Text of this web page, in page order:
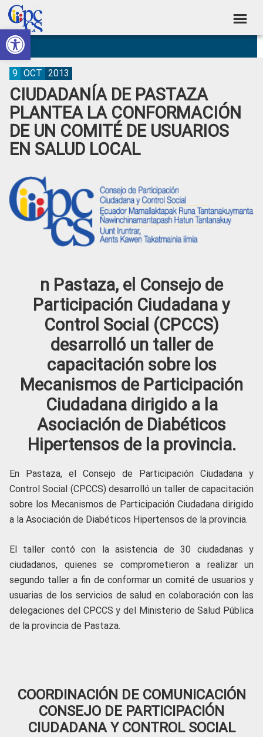
Abrir barra de herramientas
Skip
to
primary
navigation
Skip
to
main
content
Skip
to
primary
sidebar
Skip
to
footer
Consejo
de
Participación
Ciudadana
Control
Social
Construyendo
Poder
Ciudadano
CIUDADANÍA DE PASTAZA
PLANTEA LA CONFORMACIÓN
DE UN COMITÉ DE USUARIOS
EN SALUD LOCAL
9 OCT 2013
n Pastaza, el Consejo de
Participación Ciudadana y
Control Social (CPCCS)
desarrolló un taller de
capacitación sobre los
Mecanismos de Participación
Ciudadana dirigido a la
Asociación de Diabéticos
Hipertensos de la provincia.
En Pastaza, el Consejo de Participación Ciudadana y
Control Social (CPCCS) desarrolló un taller de capacitación
sobre los Mecanismos de Participación Ciudadana dirigido
a la Asociación de Diabéticos Hipertensos de la provincia.
El taller contó con la asistencia de 30 ciudadanas y
ciudadanos, quienes se comprometieron a realizar un
segundo taller a fin de conformar un comité de usuarios y
usuarias de los servicios de salud en colaboración con las
delegaciones del CPCCS y del Ministerio de Salud Pública
de la provincia de Pastaza.
COORDINACIÓN DE COMUNICACIÓN
CONSEJO DE PARTICIPACIÓN
CIUDADANA Y CONTROL SOCIAL